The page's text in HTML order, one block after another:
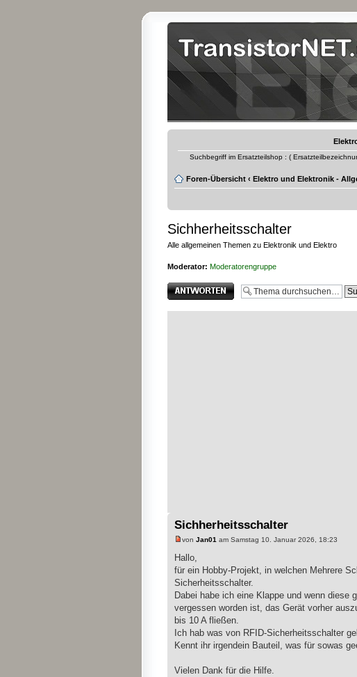
Suchbegriff im Ersatzteilshop : (
Foren-Übersicht ‹ Elektro und Elektronik -
Sichherheitsschalter
Alle allgemeinen Themen zu Elektronik und Elektro
Moderator: Moderatorengruppe
Antwort erstellen
Sichherheitsschalter
von Jan01 am Samstag 10. Januar 2026, 18:23
Hallo,
für ein Hobby-Projekt, in welchen Mehrere
Sicherheitsschalter.
Dabei habe ich eine Klappe und wenn
vergessen worden ist, das Gerät vorher
bis 10 A fließen.
Ich hab was von RFID-Sicherheitsschalter
Kennt ihr irgendein Bauteil, was für sowas
Vielen Dank für die Hilfe.